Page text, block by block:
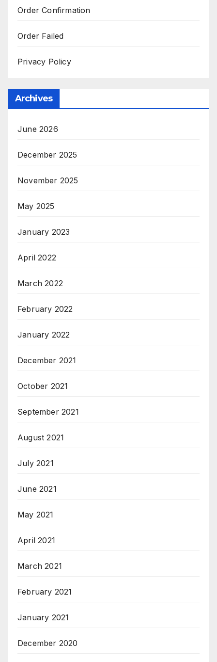
Order Confirmation
Order Failed
Privacy Policy
Archives
June 2026
December 2025
November 2025
May 2025
January 2023
April 2022
March 2022
February 2022
January 2022
December 2021
October 2021
September 2021
August 2021
July 2021
June 2021
May 2021
April 2021
March 2021
February 2021
January 2021
December 2020